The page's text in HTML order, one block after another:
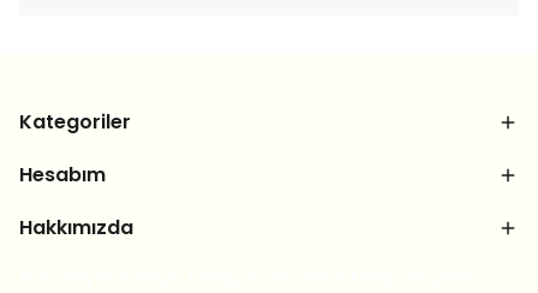
Kategoriler
Hesabım
Hakkımızda